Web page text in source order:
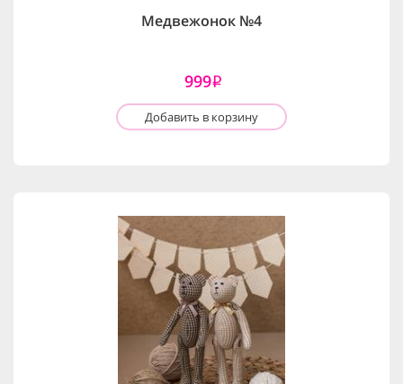
Медвежонок №4
999i
Добавить в корзину